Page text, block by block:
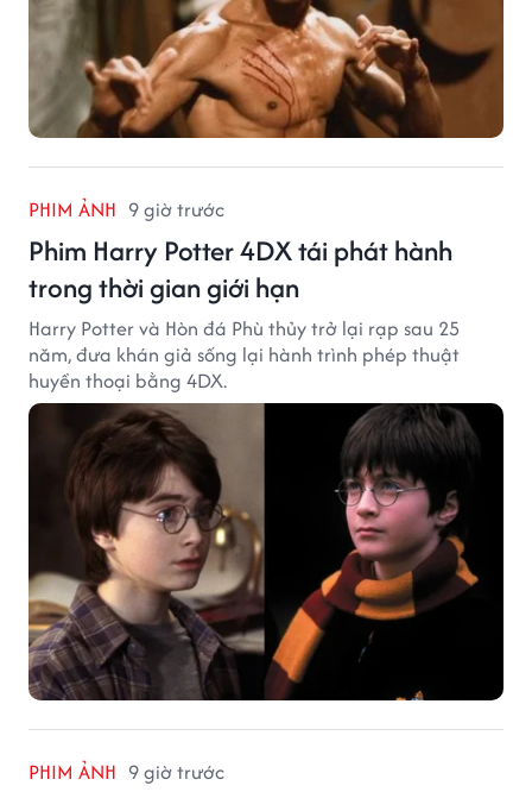
PHIM ẢNH 9 giờ trước
Phim Harry Potter 4DX tái phát hành
trong thời gian giới hạn
Harry Potter và Hòn đá Phù thủy trở lại rạp sau 25
năm, đưa khán giả sống lại hành trình phép thuật
huyền thoại bằng 4DX.
PHIM ẢNH 9 giờ trước